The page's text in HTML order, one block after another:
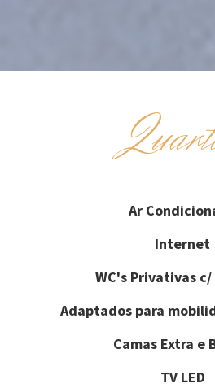
Ar
Internet
WC's Privativas
Adaptados para
Camas Extra e
TV LED